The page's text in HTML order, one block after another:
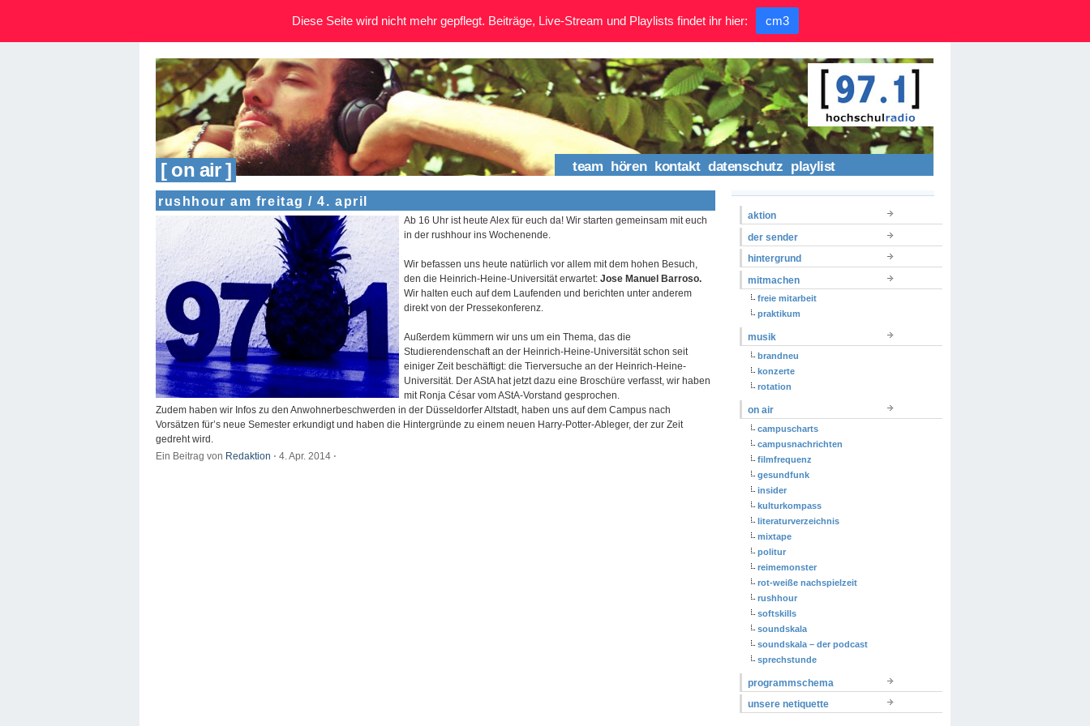
[ on air ] team hören kontakt datenschutz playlist
rushhour am freitag / 4. april
Ab 16 Uhr ist heute Alex für euch da! Wir starten gemeinsam mit euch
in der rushhour ins Wochenende.
Wir befassen uns heute natürlich vor allem mit dem hohen Besuch,
den die Heinrich-Heine-Universität erwartet: Jose Manuel Barroso.
Wir halten euch auf dem Laufenden und berichten unter anderem
direkt von der Pressekonferenz.
Außerdem kümmern wir uns um ein Thema, das die
Studierendenschaft an der Heinrich-Heine-Universität schon seit
einiger Zeit beschäftigt: die Tierversuche an der Heinrich-Heine-
Universität. Der AStA hat jetzt dazu eine Broschüre verfasst, wir haben
mit Ronja César vom AStA-Vorstand gesprochen.
Zudem haben wir Infos zu den Anwohnerbeschwerden in der Düsseldorfer Altstadt, haben uns auf dem Campus nach
Vorsätzen für’s neue Semester erkundigt und haben die Hintergründe zu einem neuen Harry-Potter-Ableger, der zur Zeit
gedreht wird.
Ein Beitrag von Redaktion ⋅ 4. Apr. 2014 ⋅
aktion
der sender
hintergrund
mitmachen
freie mitarbeit
praktikum
musik
brandneu
konzerte
rotation
on air
campuscharts
campusnachrichten
filmfrequenz
gesundfunk
insider
kulturkompass
literaturverzeichnis
mixtape
politur
reimemonster
rot-weiße nachspielzeit
rushhour
softskills
soundskala
soundskala – der podcast
sprechstunde
programmschema
unsere netiquette
Diese Seite wird nicht mehr gepflegt. Beiträge, Live-Stream und Playlists findet ihr hier: cm3